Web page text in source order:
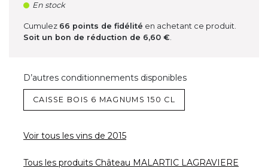
En stock
Cumulez 66 points de fidélité en achetant ce produit.
Soit un bon de réduction de 6,60 €.
D’autres conditionnements disponibles
CAISSE BOIS 6 MAGNUMS 150 CL
Voir tous les vins de 2015
Tous les produits Château MALARTIC LAGRAVIERE